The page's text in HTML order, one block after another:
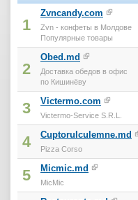
1
Zvncandy.com
Zvn - конфеты в Молдове
Популярные товары
2
Obed.md
Доставка обедов в офис
по Кишинёву
3 Victermo.com
Victermo-Service S.R.L.
4 Cuptorulculemne.md
Pizza Corso
5 Micmic.md
MicMic